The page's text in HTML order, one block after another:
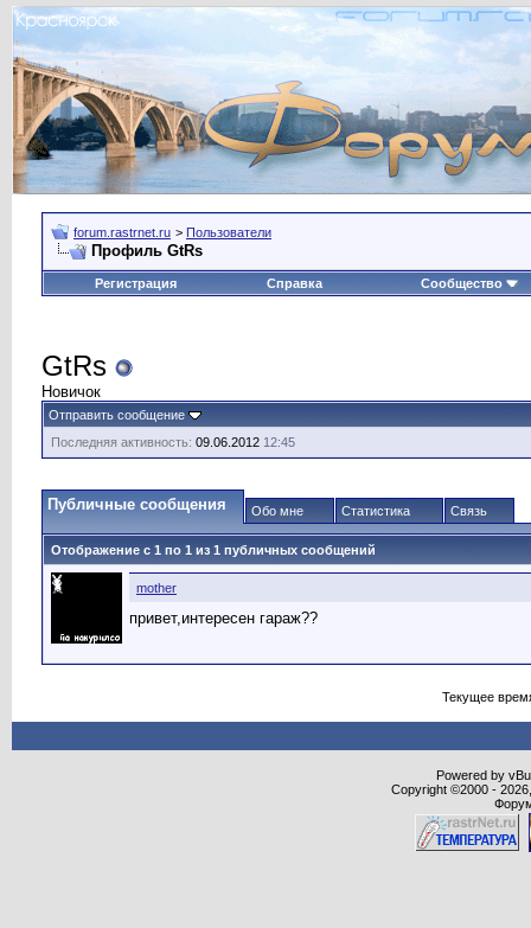
forum.rastrnet.ru > Пользователи
Профиль GtRs
Регистрация Справка Сообщество
GtRs
Новичок
Отправить сообщение
Последняя активность: 09.06.2012 12:45
Публичные сообщения Обо мне Статистика Связь
Отображение с 1 по 1 из 1 публичных сообщений
mother
привет,интересен гараж??
Текущее
Powered by
Copyright ©2000 -